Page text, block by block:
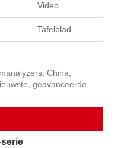
Video
Tafelblad
China,
geavanceerde,